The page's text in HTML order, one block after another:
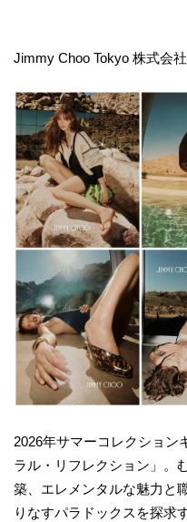
Jimmy Choo Tokyo 株式会
2026年サマーコレクション
ラル・リフレクション」。
築、エレメンタルな魅力と
りなすパラドックスを探求